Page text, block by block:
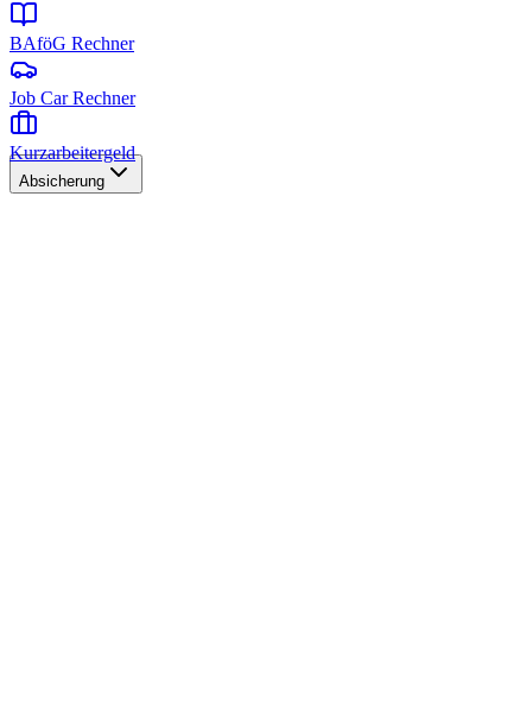
BAföG Rechner
Job Car Rechner
Kurzarbeitergeld
Absicherung